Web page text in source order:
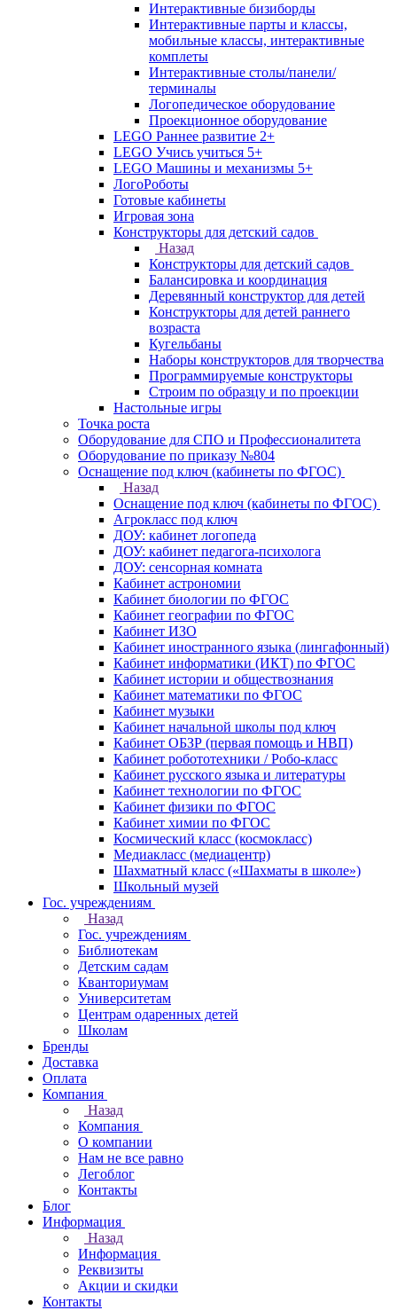
Интерактивные бизиборды
Интерактивные парты и классы,
мобильные классы, интерактивные
комплеты
Интерактивные столы/панели/
терминалы
Логопедическое оборудование
Проекционное оборудование
LEGO Раннее развитие 2+
LEGO Учись учиться 5+
LEGO Машины и механизмы 5+
ЛогоРоботы
Готовые кабинеты
Игровая зона
Конструкторы для детский садов
Назад
Конструкторы для детский садов
Балансировка и координация
Деревянный конструктор для детей
Конструкторы для детей раннего
возраста
Кугельбаны
Наборы конструкторов для творчества
Программируемые конструкторы
Строим по образцу и по проекции
Настольные игры
Точка роста
Оборудование для СПО и Профессионалитета
Оборудование по приказу №804
Оснащение под ключ (кабинеты по ФГОС)
Назад
Оснащение под ключ (кабинеты по ФГОС)
Агрокласс под ключ
ДОУ: кабинет логопеда
ДОУ: кабинет педагога-психолога
ДОУ: сенсорная комната
Кабинет астрономии
Кабинет биологии по ФГОС
Кабинет географии по ФГОС
Кабинет ИЗО
Кабинет иностранного языка (лингафонный)
Кабинет информатики (ИКТ) по ФГОС
Кабинет истории и обществознания
Кабинет математики по ФГОС
Кабинет музыки
Кабинет начальной школы под ключ
Кабинет ОБЗР (первая помощь и НВП)
Кабинет робототехники / Робо-класс
Кабинет русского языка и литературы
Кабинет технологии по ФГОС
Кабинет физики по ФГОС
Кабинет химии по ФГОС
Космический класс (космокласс)
Медиакласс (медиацентр)
Шахматный класс («Шахматы в школе»)
Школьный музей
Гос. учреждениям
Назад
Гос. учреждениям
Библиотекам
Детским садам
Кванториумам
Университетам
Центрам одаренных детей
Школам
Бренды
Доставка
Оплата
Компания
Назад
Компания
О компании
Нам не все равно
Легоблог
Контакты
Блог
Информация
Назад
Информация
Реквизиты
Акции и скидки
Контакты